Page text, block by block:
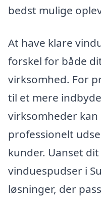
bedst mulige
At have klare
forskel for både
virksomhed. For
til et mere
virksomheder
professionelt
kunder. Uanset
vinduespudser i
løsninger, der